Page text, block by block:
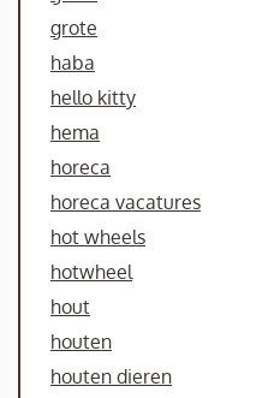
grote
haba
hello kitty
hema
horeca
horeca vacatures
hot wheels
hotwheel
hout
houten
houten dieren